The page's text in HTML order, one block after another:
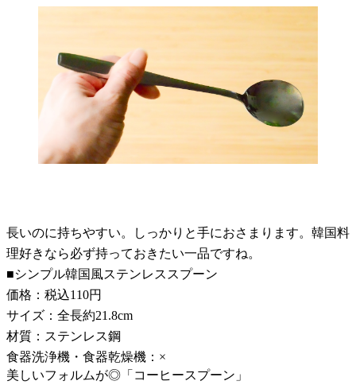
長いのに持ちやすい。しっかりと手におさまります。韓国料
理好きなら必ず持っておきたい一品ですね。
■シンプル韓国風ステンレススプーン
価格：税込110円
サイズ：全長約21.8cm
材質：ステンレス鋼
食器洗浄機・食器乾燥機：×
美しいフォルムが◎「コーヒースプーン」